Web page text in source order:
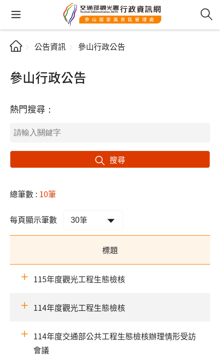
公告資訊 參山行政公告
參山行政公告
熱門搜尋：
搜尋
總筆數 : 10筆
每頁顯示筆數
標題
115年度觀光工程生態檢核
114年度觀光工程生態檢核
114年度交通部公共工程生態檢核辦理情形受訪
會議